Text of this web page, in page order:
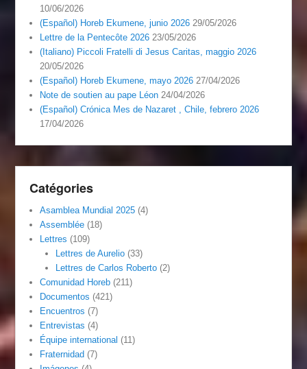
10/06/2026
(Español) Horeb Ekumene, junio 2026 29/05/2026
Lettre de la Pentecôte 2026 23/05/2026
(Italiano) Piccoli Fratelli di Jesus Caritas, maggio 2026
20/05/2026
(Español) Horeb Ekumene, mayo 2026 27/04/2026
Note de soutien au pape Léon 24/04/2026
(Español) Crónica Mes de Nazaret , Chile, febrero 2026
17/04/2026
Catégories
Asamblea Mundial 2025 (4)
Assemblée (18)
Lettres (109)
Lettres de Aurelio(33)
Lettres de Carlos Roberto(2)
Comunidad Horeb (211)
Documentos (421)
Encuentros (7)
Entrevistas (4)
Équipe international (11)
Fraternidad (7)